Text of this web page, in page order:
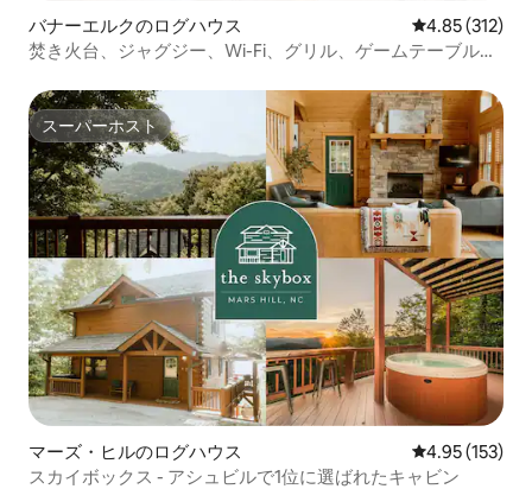
バナーエルクのログハウス レビュー312
4.85 (312)
焚き火台、ジャグジー、Wi-Fi、グリル、ゲームテーブル付
スーパーホスト
スーパーホスト
マーズ・ヒルのログハウス レビュー153
4.95 (153)
スカイボックス - アシュビルで1位に選ばれたキャビン